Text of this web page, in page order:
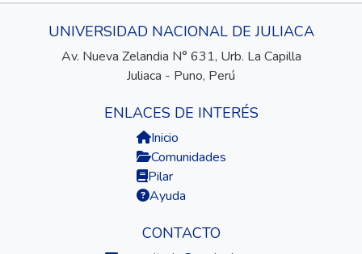
UNIVERSIDAD NACIONAL DE JULIACA
Av. Nueva Zelandia N° 631, Urb. La Capilla
Juliaca - Puno, Perú
ENLACES DE INTERÉS
Inicio
Comunidades
Pilar
Ayuda
CONTACTO